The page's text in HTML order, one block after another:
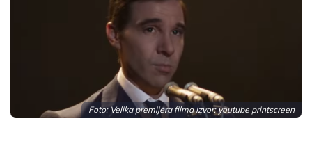
Foto: Velika premijera filma Izvor: youtube printscreen